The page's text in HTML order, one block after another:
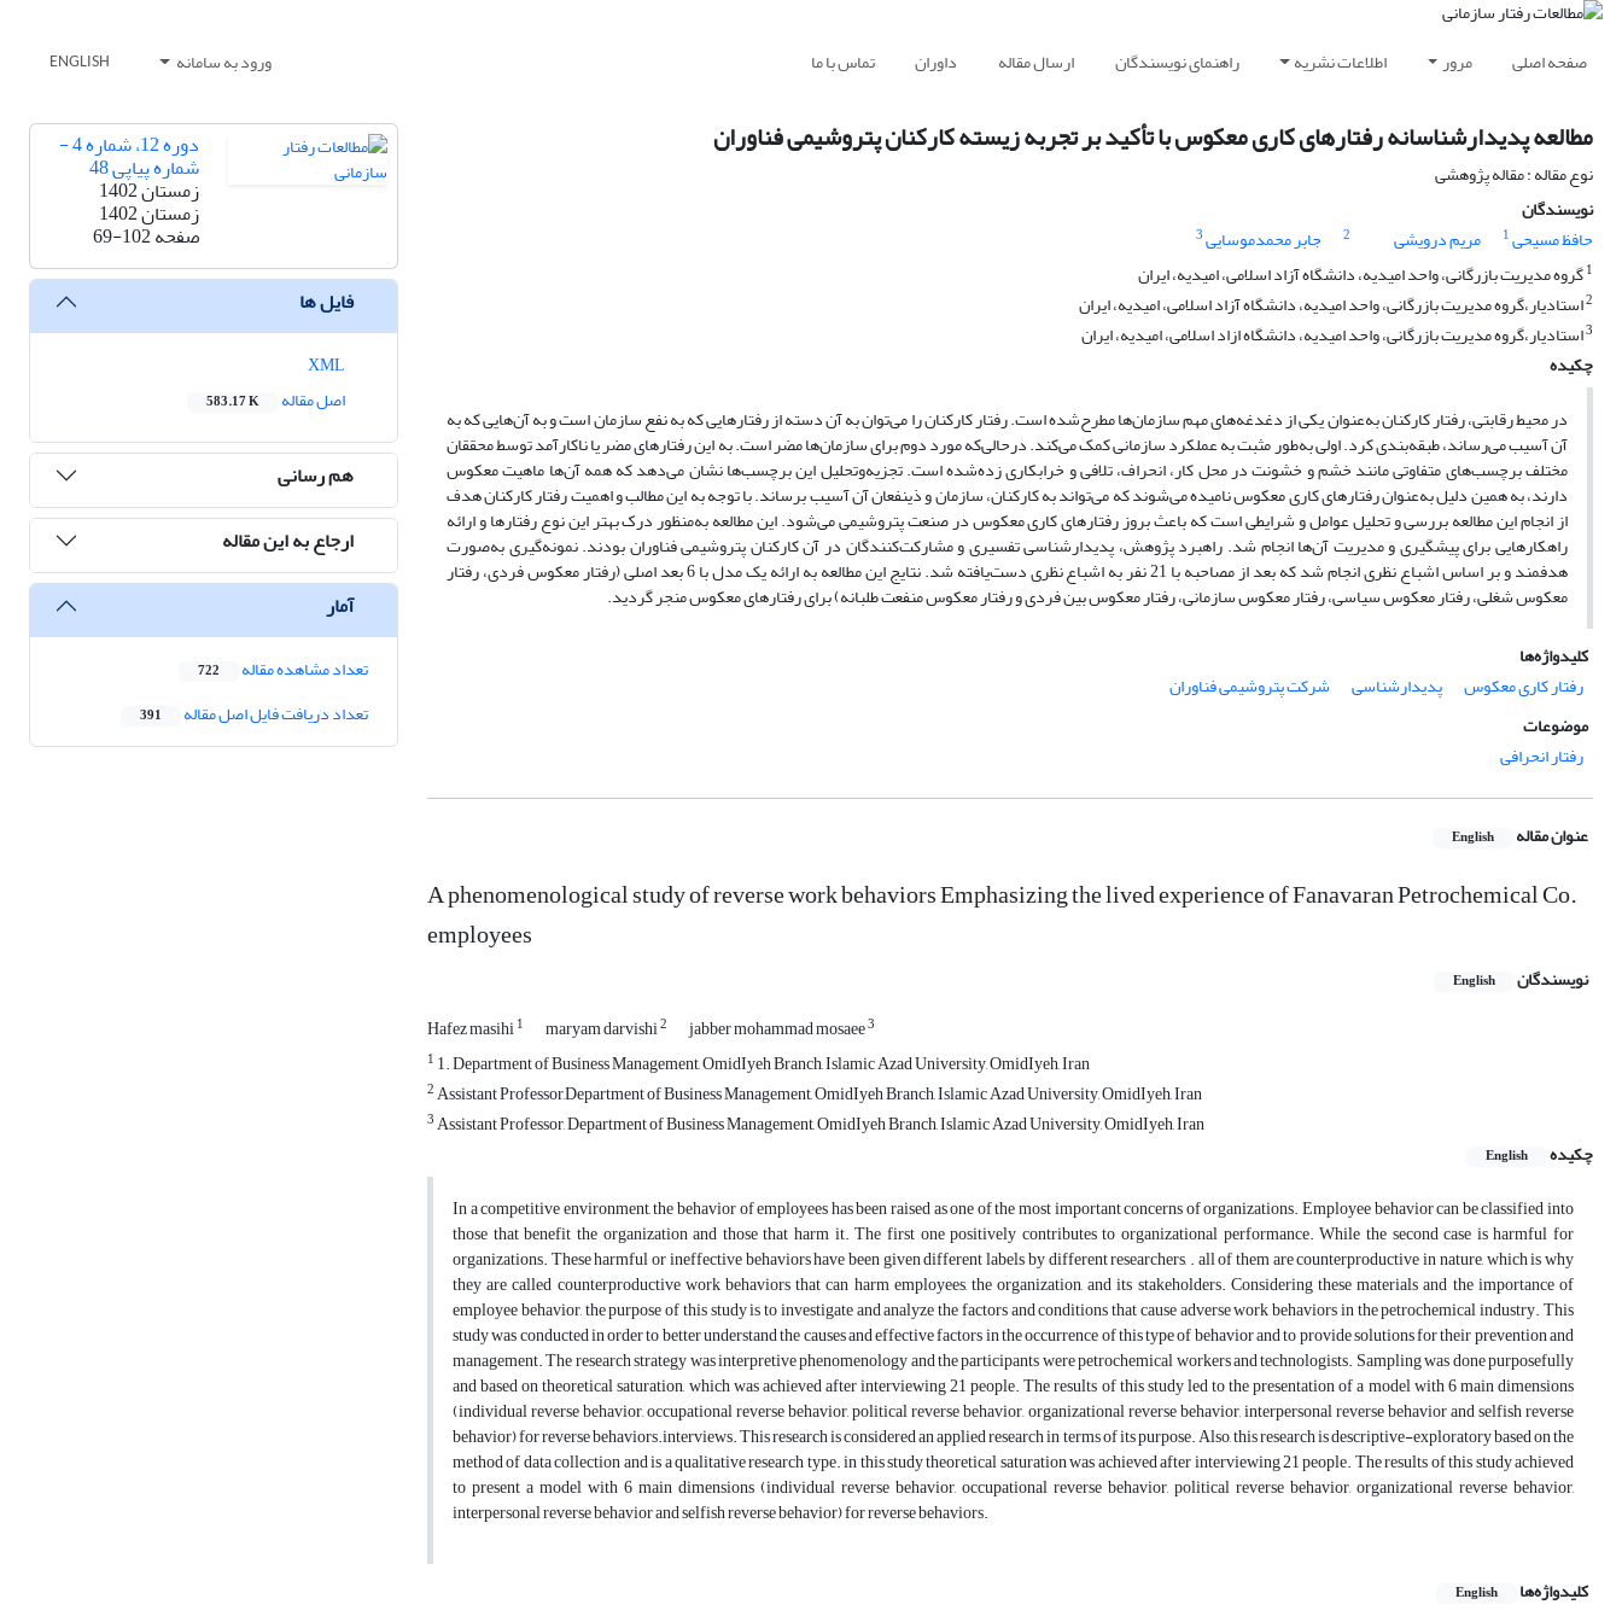
صفحه اصلی مرور اطلاعات نشریه راهنمای نویسندگان ارسال مقاله داوران تماس با ما ورود به سامانه ENGLISH
مطالعه پدیدار‌شناسانه رفتار‌های کاری معکوس با تأکید بر تجربه زیسته کارکنان پتروشیمی فناوران
نوع مقاله : مقاله پژوهشی
نویسندگان
حافظ مسیحی1 مریم درویشی 2 جابر محمدموسایی3
1گروه مدیریت بازرگانی، واحد امیدیه، دانشگاه آزاد اسلامی، امیدیه، ایران
2استادیار،گروه مدیریت بازرگانی، واحد امیدیه، دانشگاه آزاد اسلامی، امیدیه، ایران
3استادیار،گروه مدیریت بازرگانی، واحد امیدیه، دانشگاه ازاد اسلامی، امیدیه، ایران
چکیده
در محیط رقابتی، رفتار کارکنان به‌عنوان یکی از دغدغه‌های مهم سازمان‌ها مطرح‌شده است. رفتار کارکنان را می‌توان به آن دسته از رفتارهایی که به نفع سازمان است و به آن‌هایی که به
آن آسیب می‌رساند، طبقه‌بندی کرد. اولی به‌طور مثبت به عملکرد سازمانی کمک می‌کند. درحالی‌که مورد دوم برای سازمان‌ها مضر است. به این رفتارهای مضر یا ناکارآمد توسط محققان
مختلف برچسب‌های متفاوتی مانند خشم و خشونت در محل کار، انحراف، تلافی و خرابکاری زده‌شده است. تجزیه‌وتحلیل این برچسب‌ها نشان می‌دهد که همه آن‌ها ماهیت معکوس
دارند، به همین دلیل به‌عنوان رفتارهای کاری معکوس نامیده می‌شوند که می‌تواند به کارکنان، سازمان و ذینفعان آن آسیب برساند. با توجه به این مطالب و اهمیت رفتار کارکنان هدف
از انجام این مطالعه بررسی و تحلیل عوامل و شرایطی است که باعث بروز رفتارهای کاری معکوس در صنعت پتروشیمی می‌شود. این مطالعه به‌منظور درک بهتر این نوع رفتارها و ارائه
راهکارهایی برای پیشگیری و مدیریت آن‌ها انجام شد. راهبرد پژوهش، پدیدارشناسی تفسیری و مشارکت‌کنندگان در آن کارکنان پتروشیمی فناوران بودند. نمونه‌گیری به‌صورت
هدفمند و بر اساس اشباع نظری انجام شد که بعد از مصاحبه با 21 نفر به اشباع نظری دست‌یافته شد. نتایج این مطالعه به ارائه یک مدل با 6 بعد اصلی (رفتار معکوس فردی، رفتار
معکوس شغلی، رفتار معکوس سیاسی، رفتار معکوس سازمانی، رفتار معکوس بین فردی و رفتار معکوس منفعت طلبانه) برای رفتارهای معکوس منجر گردید.
کلیدواژه‌ها
رفتار کاری معکوس
پدیدارشناسی
شرکت پتروشیمی فناوران
موضوعات
رفتار انحرافی
عنوان مقاله English
A phenomenological study of reverse work behaviors Emphasizing the lived experience of Fanavaran Petrochemical Co.
employees
نویسندگان English
Hafez masihi1 maryam darvishi2 jabber mohammad mosaee3
1 1. Department of Business Management, OmidIyeh Branch, Islamic Azad University, OmidIyeh, Iran
2Assistant Professor,Department of Business Management, OmidIyeh Branch, Islamic Azad University, OmidIyeh, Iran
3Assistant Professor, Department of Business Management, OmidIyeh Branch, Islamic Azad University, OmidIyeh, Iran
چکیده
English
In a competitive environment, the behavior of employees has been raised as one of the most important concerns of organizations. Employee behavior can be classified into
those that benefit the organization and those that harm it. The first one positively contributes to organizational performance. While the second case is harmful for
organizations. These harmful or ineffective behaviors have been given different labels by different researchers, . all of them are counterproductive in nature, which is why
they are called counterproductive work behaviors that can harm employees, the organization, and its stakeholders. Considering these materials and the importance of
employee behavior, the purpose of this study is to investigate and analyze the factors and conditions that cause adverse work behaviors in the petrochemical industry. This
study was conducted in order to better understand the causes and effective factors in the occurrence of this type of behavior and to provide solutions for their prevention and
management. The research strategy was interpretive phenomenology and the participants were petrochemical workers and technologists. Sampling was done purposefully
and based on theoretical saturation, which was achieved after interviewing 21 people. The results of this study led to the presentation of a model with 6 main dimensions
(individual reverse behavior, occupational reverse behavior, political reverse behavior, organizational reverse behavior, interpersonal reverse behavior and selfish reverse
behavior) for reverse behaviors.interviews. This research is considered an applied research in terms of its purpose. Also, this research is descriptive-exploratory based on the
method of data collection and is a qualitative research type. in this study theoretical saturation was achieved after interviewing 21 people. The results of this study achieved
to present a model with 6 main dimensions (individual reverse behavior, occupational reverse behavior, political reverse behavior, organizational reverse behavior,
interpersonal reverse behavior and selfish reverse behavior) for reverse behaviors.
کلیدواژه‌ها English
دوره 12، شماره 4 -
شماره پیاپی 48
زمستان 1402
زمستان 1402
صفحه69-102
فایل ها
اصل مقاله
583.17 K
هم رسانی
ارجاع به این مقاله
آمار
تعداد مشاهده مقاله 722
تعداد دریافت فایل اصل مقاله 391